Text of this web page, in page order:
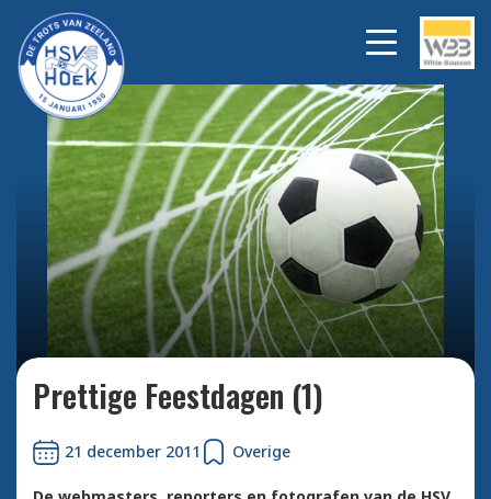
Bekijk alle foto's
Prettige Feestdagen (1)
21 december 2011 Overige